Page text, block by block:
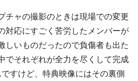
チャの撮影のときは現場での変更
対応にすごく苦労したメンバーが
しいものだったので負傷者も出た
でそれぞれが全力を尽くして完成
すけど、特典映像にはその裏側